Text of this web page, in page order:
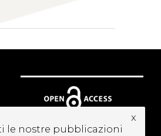
le nostre pubblicazioni
x